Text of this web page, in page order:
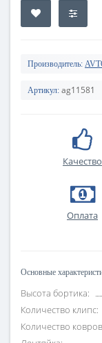
Производитель:
Артикул: ag11581
Качество
Оплата
Основные
Высота бортика:
Количество клипс:
Количество